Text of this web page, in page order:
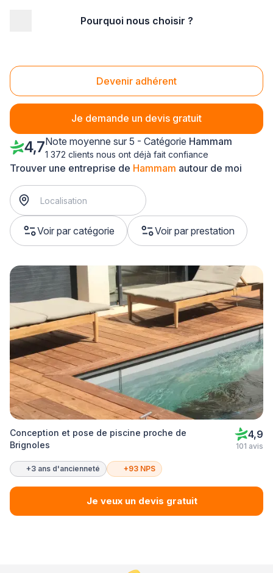
Pourquoi nous choisir ?
Devenir adhérent
Je demande un devis gratuit
Hammam PACA - Provence Alpes Côte d'Azur
Trouver une entreprise de Hammam autour de moi
Voir par catégorie Voir par prestation
4,7Note moyenne sur 5 - Catégorie Hammam
1 372 clients nous ont déjà fait confiance
Conception et pose de piscine proche de
Brignoles
4,9
101 avis
+3 ans d'ancienneté +93 NPS
Je veux un devis gratuit